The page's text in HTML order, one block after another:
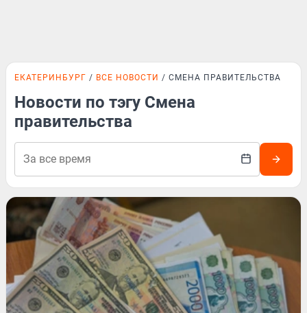
ЕКАТЕРИНБУРГ ВСЕ НОВОСТИ СМЕНА ПРАВИТЕЛЬСТВА
Новости по тэгу Смена
правительства